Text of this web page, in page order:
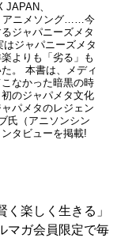
JAPAN、
アニメソング……今
ジャパニーズメタ
ジャパニーズメタ
よりも「劣る」も
。 本書は、メディ
なかった暗黒の時
のジャパメタ文化
パメタのレジェン
氏（アニソンシン
タビューを掲載!
楽しく生きる」
マガ会員限定で毎